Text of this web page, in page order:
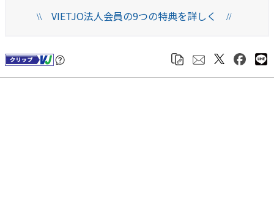
\\VIETJO法人会員の9つの特典を詳しく //